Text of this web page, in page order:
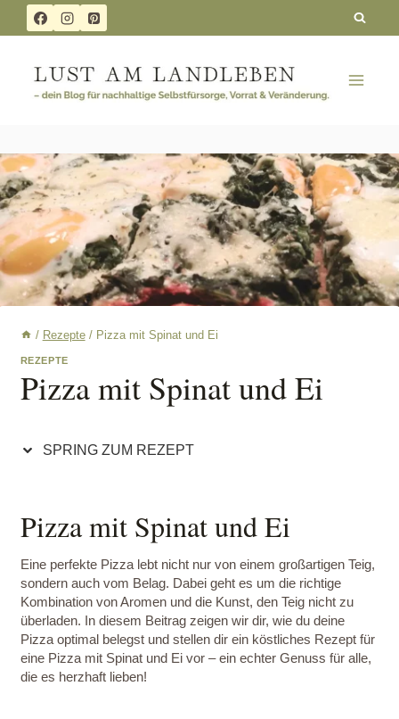
Inhalt
/ Rezepte / Pizza mit Spinat und Ei
REZEPTE
Pizza mit Spinat und Ei
SPRING ZUM REZEPT
Pizza mit Spinat und Ei
Eine perfekte Pizza lebt nicht nur von einem großartigen Teig,
sondern auch vom Belag. Dabei geht es um die richtige
Kombination von Aromen und die Kunst, den Teig nicht zu
überladen. In diesem Beitrag zeigen wir dir, wie du deine
Pizza optimal belegst und stellen dir ein köstliches Rezept für
eine Pizza mit Spinat und Ei vor – ein echter Genuss für alle,
die es herzhaft lieben!